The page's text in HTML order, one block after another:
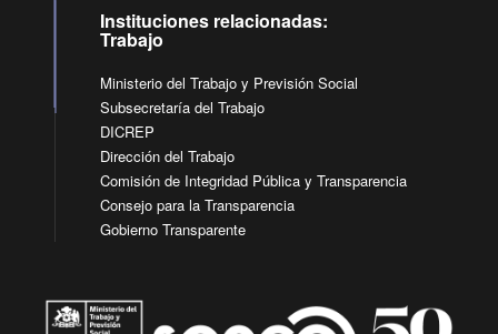
Instituciones relacionadas:
Trabajo
Ministerio del Trabajo y Previsión Social
Subsecretaría del Trabajo
DICREP
Dirección del Trabajo
Comisión de Integridad Pública y Transparencia
Consejo para la Transparencia
Gobierno Transparente